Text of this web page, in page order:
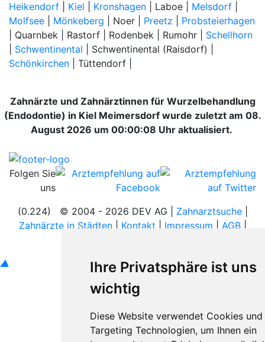
Ihre Privatsphäre ist uns
wichtig
Diese Website verwendet Cookies und
Targeting Technologien, um Ihnen ein
Heikendorf
Kiel Kronshagen | Laboe | Melsdorf
Molfsee
Mönkeberg | Noer | Preetz
Probsteierhagen
| Quarnbek | Rastorf | Rodenbek | Rumohr | Schellhorn
Schwentinental | Schwentinental (Raisdorf) |
Schönkirchen | Tüttendorf |
Zahnärzte und Zahnärztinnen für Wurzelbehandlung
(Endodontie) in Kiel Meimersdorf wurde zuletzt am 08.
August 2026 um 00:00:08 Uhr aktualisiert.
Folgen Sie
uns
(0.224) © 2004 - 2026 DEV AG | Zahnarztsuche|
Zahnärzte in Städten| Kontakt Impressum AGB|
▲